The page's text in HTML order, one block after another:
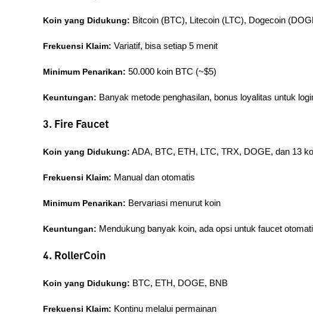
Koin yang Didukung: Bitcoin (BTC), Litecoin (LTC), Dogecoin
Frekuensi Klaim: Variatif, bisa setiap 5 menit
Minimum Penarikan: 50.000 koin BTC (~$5)
Keuntungan: Banyak metode penghasilan, bonus loyalitas untuk
3. Fire Faucet
Koin yang Didukung: ADA, BTC, ETH, LTC, TRX, DOGE, dan 13
Frekuensi Klaim: Manual dan otomatis
Minimum Penarikan: Bervariasi menurut koin
Keuntungan: Mendukung banyak koin, ada opsi untuk faucet
4. RollerCoin
Koin yang Didukung: BTC, ETH, DOGE, BNB
Frekuensi Klaim: Kontinu melalui permainan